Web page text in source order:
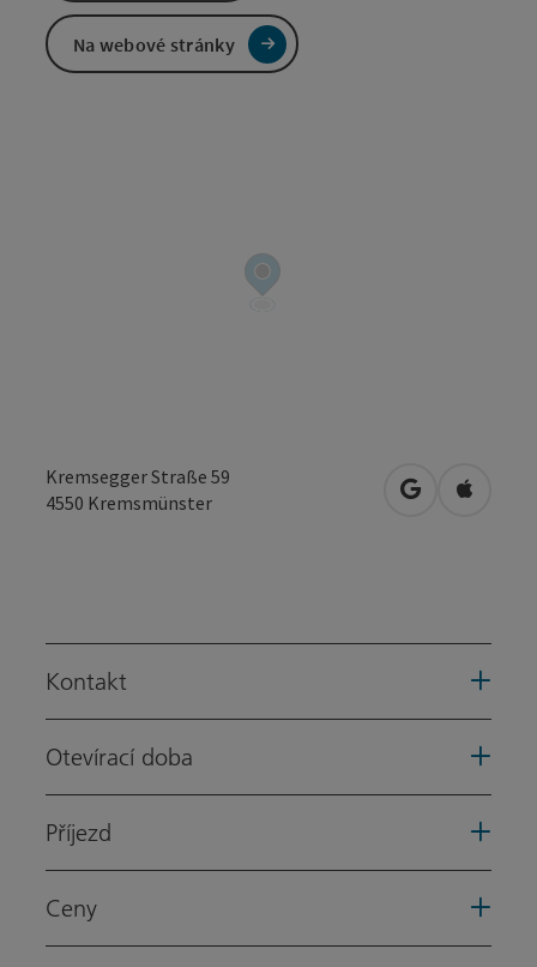
Kremsegger Straße 59
4550 Kremsmünster Otevřít vOtevřít
Kontakt
Otevírací doba
Příjezd
Ceny
Na webové stránky